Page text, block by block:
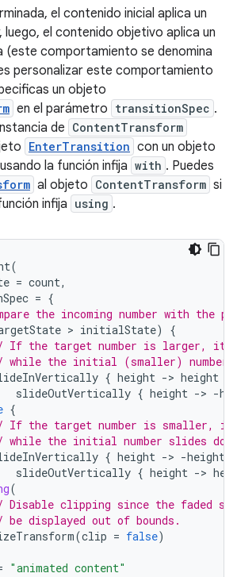
el contenido inicial aplica un
luego, el contenido objetivo aplica un
(este comportamiento se denomina
personalizar este comportamiento
un objeto
en el parámetro transitionSpec .
de ContentTransform
EnterTransition con un objeto
usando la función infija with . Puedes
al objeto ContentTransform si
infija using .
(
= count,
= {
the incoming number with the
> initialState)
{
If the target number is larger, it
while the initial (smaller) number
{ height -> height
slideOutVertically { height -> -
{
If the target number is smaller, it
while the initial number slides
{ height -> -height
slideOutVertically { height ->
(
Disable clipping since the faded
be displayed out of bounds.
(clip = false)
"animated content"